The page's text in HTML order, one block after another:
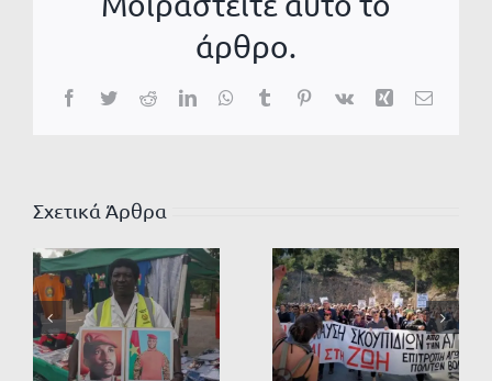
άρθρο.
Facebook
TwitterRedditLinkedInWhatsApp
TumblrPinterest
Vk Xing Email
Σχετικά Άρθρα